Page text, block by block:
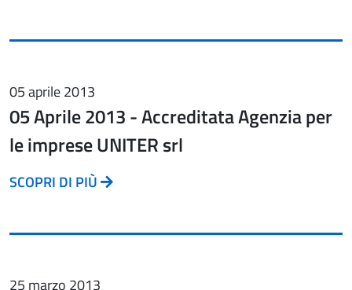
05 aprile 2013
05 Aprile 2013 - Accreditata Agenzia per
le imprese UNITER srl
SCOPRI DI PIÙ
25 marzo 2013